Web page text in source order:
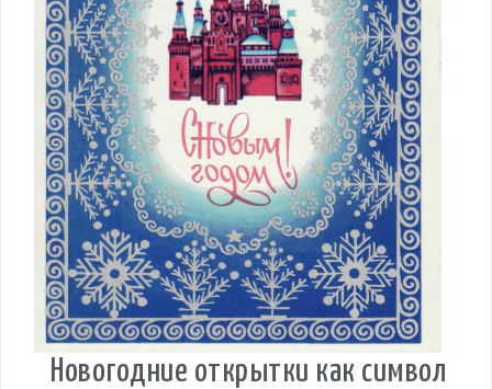
Новогодние открытки как символ